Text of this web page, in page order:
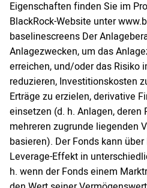
Eigenschaften finden Sie im
BlackRock-Website unter
baselinescreens Der
Anlagezwecken, um das
erreichen, und/oder das Risiko
reduzieren, Investitionskosten
Erträge zu erzielen, derivative
einsetzen (d. h. Anlagen,
mehreren zugrunde liegenden
basieren). Der Fonds kann
Leverage-Effekt in
h. wenn der Fonds einem